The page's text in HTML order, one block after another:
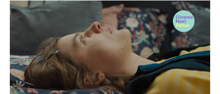
So geht’s
Filmpakete
Gutscheine
& Filmpässe
Account